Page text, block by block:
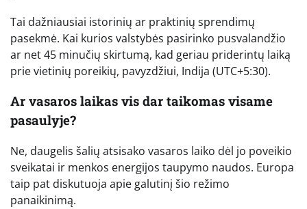
Tai dažniausiai istorinių ar praktinių sprendimų
pasekmė. Kai kurios valstybės pasirinko pusvalandžio
ar net 45 minučių skirtumą, kad geriau priderintų laiką
prie vietinių poreikių, pavyzdžiui, Indija (UTC+5:30).
Ar vasaros laikas vis dar taikomas visame
pasaulyje?
Ne, daugelis šalių atsisako vasaros laiko dėl jo poveikio
sveikatai ir menkos energijos taupymo naudos. Europa
taip pat diskutuoja apie galutinį šio režimo
panaikinimą.